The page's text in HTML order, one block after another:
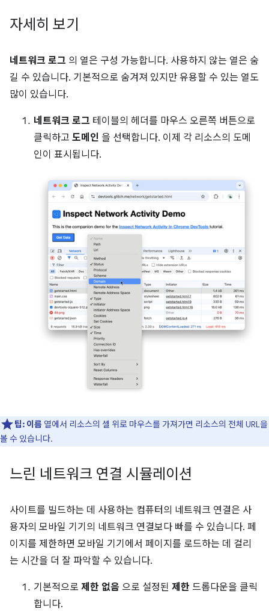
자세히 보기
네트워크 로그 의 열은 구성 가능합니다. 사용하지 않는 열은 숨
길 수 있습니다. 기본적으로 숨겨져 있지만 유용할 수 있는 열도
많이 있습니다.
네트워크 로그 테이블의 헤더를 마우스 오른쪽 버튼으로
클릭하고 도메인 을 선택합니다. 이제 각 리소스의 도메
인이 표시됩니다.
팁: 이름 열에서 리소스의 셀 위로 마우스를 가져가면 리소스의 전체 URL을
볼 수 있습니다.
느린 네트워크 연결 시뮬레이션
사이트를 빌드하는 데 사용하는 컴퓨터의 네트워크 연결은 사
용자의 모바일 기기의 네트워크 연결보다 빠를 수 있습니다. 페
이지를 제한하면 모바일 기기에서 페이지를 로드하는 데 걸리
는 시간을 더 잘 파악할 수 있습니다.
기본적으로 제한 없음 으로 설정된 제한 드롭다운을 클릭
합니다.